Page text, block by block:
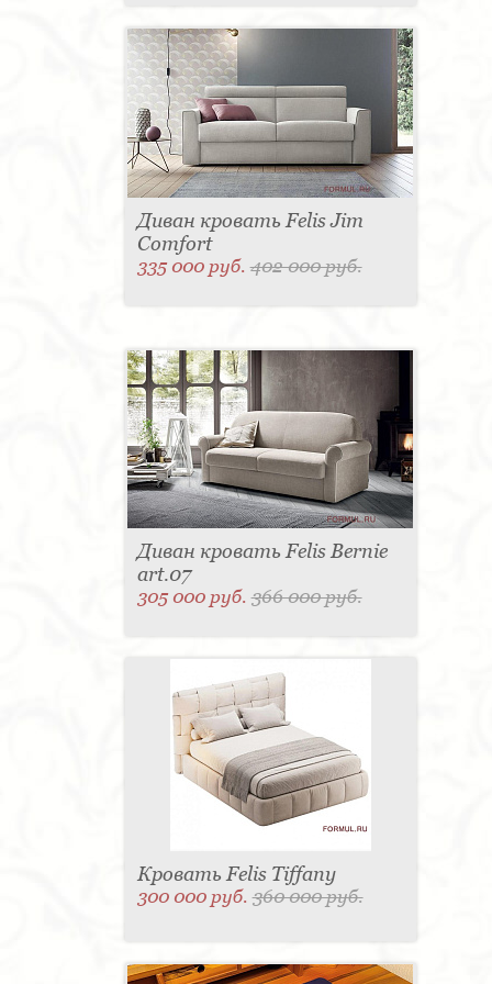
Диван кровать Felis Jim
Comfort
335 000 руб.402 000 руб.
Диван кровать Felis Bernie
art.07
305 000 руб.366 000 руб.
Кровать Felis Tiffany
300 000 руб.360 000 руб.